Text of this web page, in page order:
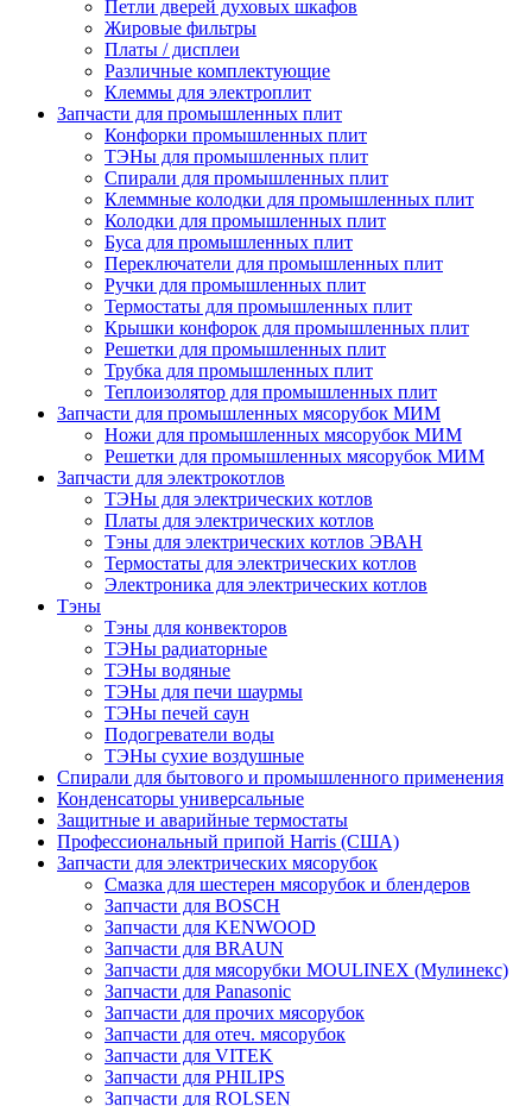
Петли дверей духовых шкафов
Жировые фильтры
Платы / дисплеи
Различные комплектующие
Клеммы для электроплит
Запчасти для промышленных плит
Конфорки промышленных плит
ТЭНы для промышленных плит
Спирали для промышленных плит
Клеммные колодки для промышленных плит
Колодки для промышленных плит
Буса для промышленных плит
Переключатели для промышленных плит
Ручки для промышленных плит
Термостаты для промышленных плит
Крышки конфорок для промышленных плит
Решетки для промышленных плит
Трубка для промышленных плит
Теплоизолятор для промышленных плит
Запчасти для промышленных мясорубок МИМ
Ножи для промышленных мясорубок МИМ
Решетки для промышленных мясорубок МИМ
Запчасти для электрокотлов
ТЭНы для электрических котлов
Платы для электрических котлов
Тэны для электрических котлов ЭВАН
Термостаты для электрических котлов
Электроника для электрических котлов
Тэны
Тэны для конвекторов
ТЭНы радиаторные
ТЭНы водяные
ТЭНы для печи шаурмы
ТЭНы печей саун
Подогреватели воды
ТЭНы сухие воздушные
Спирали для бытового и промышленного применения
Конденсаторы универсальные
Защитные и аварийные термостаты
Профессиональный припой Harris (США)
Запчасти для электрических мясорубок
Смазка для шестерен мясорубок и блендеров
Запчасти для BOSCH
Запчасти для KENWOOD
Запчасти для BRAUN
Запчасти для мясорубки MOULINEX (Мулинекс)
Запчасти для Panasonic
Запчасти для прочих мясорубок
Запчасти для отеч. мясорубок
Запчасти для VITEK
Запчасти для PHILIPS
Запчасти для ROLSEN